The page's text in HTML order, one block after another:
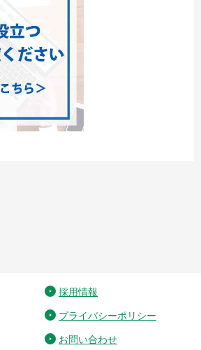
採用情報
プライバシーポリシー
お問い合わせ